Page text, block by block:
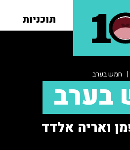
תוכניות
| חמש בערב
בערב
ואריה אלדד